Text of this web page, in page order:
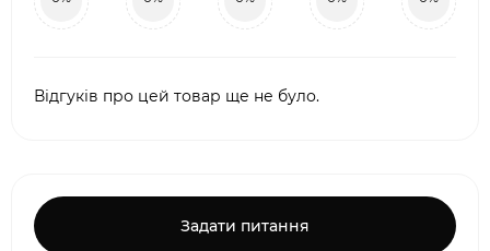
Відгуків про цей товар ще не було.
Задати питання